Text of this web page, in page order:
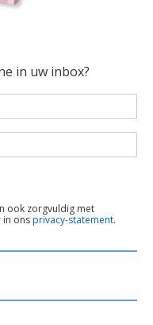
in uw inbox?
ook zorgvuldig met
in onsprivacy-statement.